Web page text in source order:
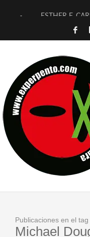
ESTHER F.
[TERRA
TIMBRE 4, LA
30 AÑOS (NO ES
D’BALDOMEROS
MARSHALL FLASH
JOFRE
Publicaciones en el tag
Michael